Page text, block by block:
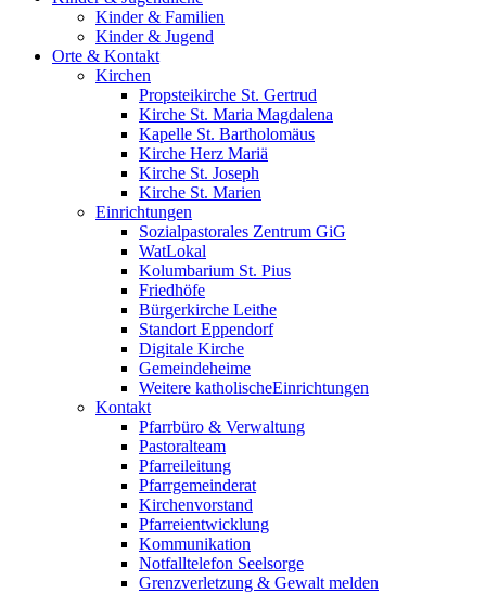
Kinder & Familien
Kinder & Jugend
Orte & Kontakt
Kirchen
Propsteikirche St. Gertrud
Kirche St. Maria Magdalena
Kapelle St. Bartholomäus
Kirche Herz Mariä
Kirche St. Joseph
Kirche St. Marien
Einrichtungen
Sozialpastorales Zentrum GiG
WatLokal
Kolumbarium St. Pius
Friedhöfe
Bürgerkirche Leithe
Standort Eppendorf
Digitale Kirche
Gemeindeheime
Weitere katholische­­Einrichtungen
Kontakt
Pfarrbüro & Verwaltung
Pastoralteam
Pfarreileitung
Pfarrgemeinderat
Kirchenvorstand
Pfarreientwicklung
Kommunikation
Notfalltelefon Seelsorge
Grenzverletzung & Gewalt melden